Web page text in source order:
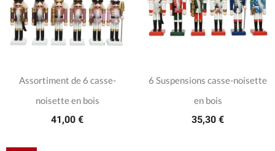
Assortiment de 6 casse-
noisette en bois
41,00 €
6 Suspensions casse-noisette
en bois
35,30 €